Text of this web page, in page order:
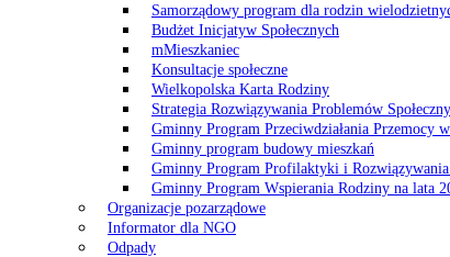
Samorządowy program dla rodzin
Budżet Inicjatyw Społecznych
mMieszkaniec
Konsultacje społeczne
Wielkopolska Karta Rodziny
Strategia Rozwiązywania Problemów
Gminny Program Przeciwdziałania Przemocy
Gminny program budowy mieszkań
Gminny Program Profilaktyki i
Gminny Program Wspierania Rodziny na lata
Organizacje pozarządowe
Informator dla NGO
Odpady